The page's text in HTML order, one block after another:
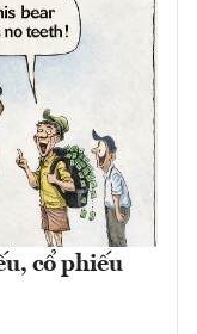
cổ phiếu